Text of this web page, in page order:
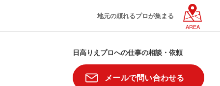
地元の頼れるプロが集まる
AREA
日高りえプロへの仕事の相談・依頼
メールで問い合わせる